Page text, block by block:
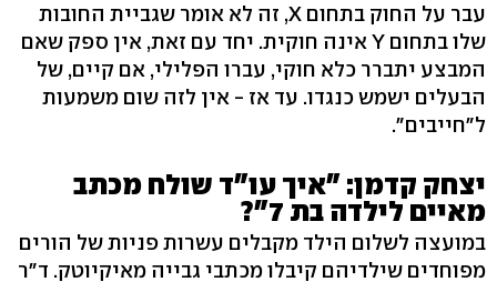
עבר על החוק בתחום X, זה לא אומר שגביית החובות
שלו בתחום Y אינה חוקית. יחד עם זאת, אין ספק שאם
המבצע יתברר כלא חוקי, עברו הפלילי, אם קיים, של
הבעלים ישמש כנגדו. עד אז - אין לזה שום משמעות
ל"חייבים".
יצחק קדמן: "איך עו"ד שולח מכתב
מאיים לילדה בת 7"?
במועצה לשלום הילד מקבלים עשרות פניות של הורים
מפוחדים שילדיהם קיבלו מכתבי גבייה מאיקיוטק. ד"ר